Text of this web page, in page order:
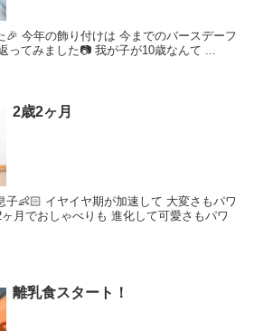
🎉 今年の飾り付けは 今までのバースデーフ
ってみました📷️ 我が子が10歳なんて ...
2歳2ヶ月
子👶🏻 イヤイヤ期が加速して 大変さもパワ
月でおしゃべりも 進化して可愛さもパワ
離乳食スタート！